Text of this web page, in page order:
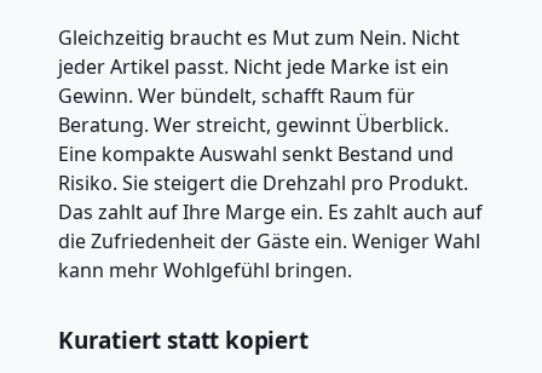
Gleichzeitig braucht es Mut zum Nein. Nicht
jeder Artikel passt. Nicht jede Marke ist ein
Gewinn. Wer bündelt, schafft Raum für
Beratung. Wer streicht, gewinnt Überblick.
Eine kompakte Auswahl senkt Bestand und
Risiko. Sie steigert die Drehzahl pro Produkt.
Das zahlt auf Ihre Marge ein. Es zahlt auch auf
die Zufriedenheit der Gäste ein. Weniger Wahl
kann mehr Wohlgefühl bringen.
Kuratiert statt kopiert